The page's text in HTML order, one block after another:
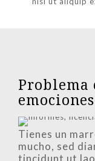
Problema
Tienes un
mucho, sed
tincidunt ut